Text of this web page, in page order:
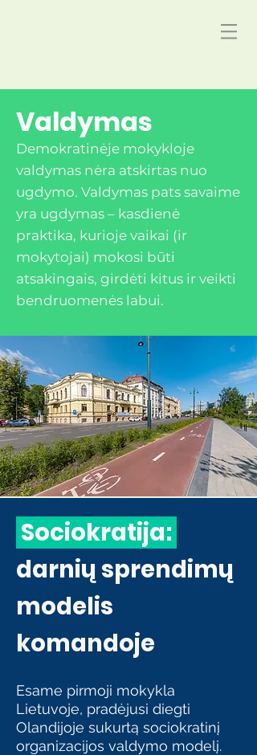
Valdymas
Demokratinėje mokykloje
valdymas nėra atskirtas nuo
ugdymo. Valdymas pats savaime
yra ugdymas – kasdienė
praktika, kurioje vaikai (ir
mokytojai) mokosi būti
atsakingais, girdėti kitus ir veikti
bendruomenės labui.
Sociokratija:
darnių sprendimų
modelis
komandoje
Esame pirmoji mokykla
Lietuvoje, pradėjusi diegti
Olandijoje sukurtą sociokratinį
organizacijos valdymo modelį.